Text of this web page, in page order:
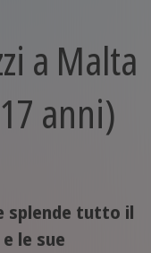
a Malta
anni)
splende tutto il
le sue